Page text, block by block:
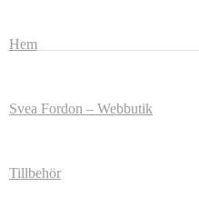
Hem
Svea Fordon – Webbutik
Tillbehör